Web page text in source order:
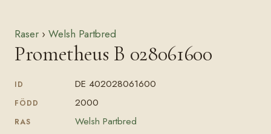
Raser › Welsh Partbred
Prometheus B 028061600
ID DE 402028061600
FÖDD 2000
RAS Welsh Partbred